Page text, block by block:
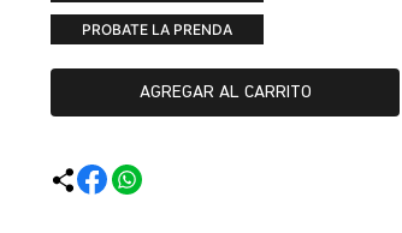
PROBATE LA PRENDA
AGREGAR AL CARRITO